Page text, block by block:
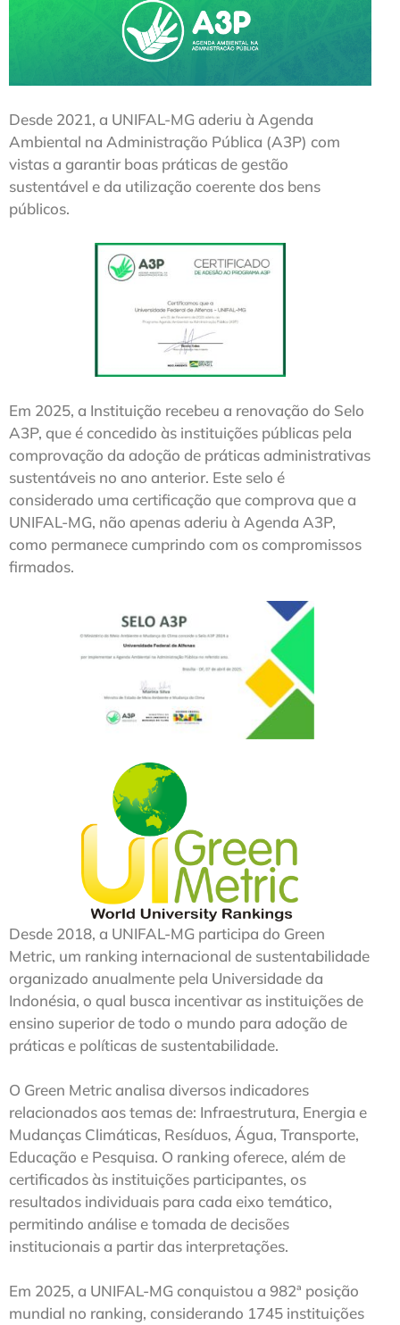
Desde 2021, a UNIFAL-MG aderiu à Agenda
Ambiental na Administração Pública (A3P) com
vistas a garantir boas práticas de gestão
sustentável e da utilização coerente dos bens
públicos.
Em 2025, a Instituição recebeu a renovação do Selo
A3P, que é concedido às instituições públicas pela
comprovação da adoção de práticas administrativas
sustentáveis no ano anterior. Este selo é
considerado uma certificação que comprova que a
UNIFAL-MG, não apenas aderiu à Agenda A3P,
como permanece cumprindo com os compromissos
firmados.
Desde 2018, a UNIFAL-MG participa do Green
Metric, um ranking internacional de sustentabilidade
organizado anualmente pela Universidade da
Indonésia, o qual busca incentivar as instituições de
ensino superior de todo o mundo para adoção de
práticas e políticas de sustentabilidade.
O Green Metric analisa diversos indicadores
relacionados aos temas de: Infraestrutura, Energia e
Mudanças Climáticas, Resíduos, Água, Transporte,
Educação e Pesquisa. O ranking oferece, além de
certificados às instituições participantes, os
resultados individuais para cada eixo temático,
permitindo análise e tomada de decisões
institucionais a partir das interpretações.
Em 2025, a UNIFAL-MG conquistou a 982ª posição
mundial no ranking, considerando 1745 instituições